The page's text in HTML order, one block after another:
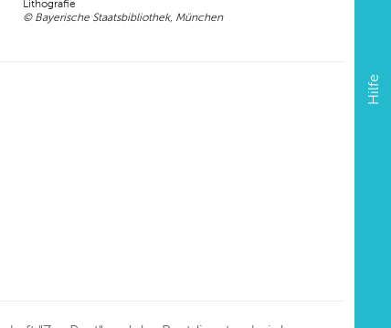
Hilfe
Lithografie
© Bayerische Staatsbibliothek, München